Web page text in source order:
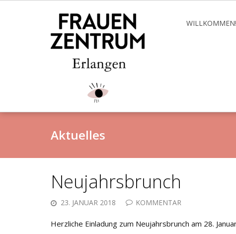
WILLKOMMEN!
Aktuelles
Neujahrsbrunch
23. JANUAR 2018 KOMMENTAR
Herzliche Einladung zum Neujahrsbrunch am 28.